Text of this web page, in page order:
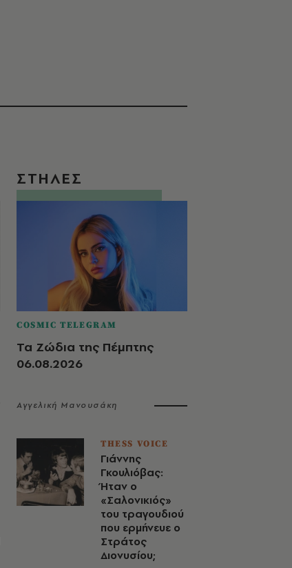
ΣΤΗΛΕΣ
COSMIC TELEGRAM
Τα Ζώδια της Πέμπτης
06.08.2026
Αγγελική Μανουσάκη
THESS VOICE
Γιάννης
Γκουλιόβας:
Ήταν ο
«Σαλονικιός»
του τραγουδιού
που ερμήνευε ο
Στράτος
Διονυσίου;